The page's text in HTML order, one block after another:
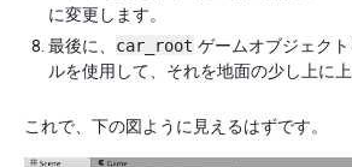
に変更します。
最後に、 car_root ゲームオブジェク
ルを使用して、それを地面の少し上に上
これで、下の図ように見えるはずです。